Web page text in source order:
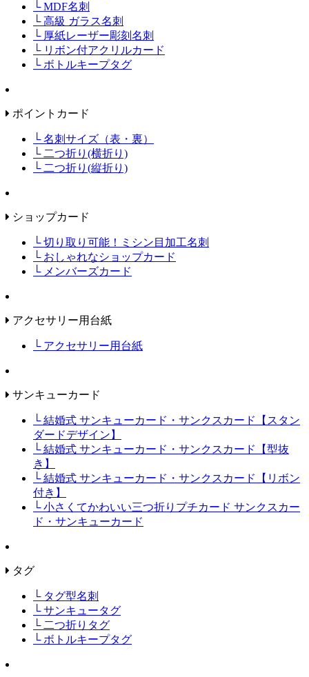
└ MDF名刺
└ 高級 ガラス名刺
└ 厚紙レーザー彫刻名刺
└ リボン付アクリルカード
└ ボトルキープタグ
ポイントカード
└ 名刺サイズ（表・裏）
└ 二つ折り(横折り)
└ 二つ折り(縦折り)
ショップカード
└ 切り取り可能！ミシン目加工名刺
└ おしゃれなショップカード
└ メンバーズカード
アクセサリー用台紙
└ アクセサリー用台紙
サンキューカード
└ 結婚式 サンキューカード・サンクスカード【スタン
ダードデザイン】
└ 結婚式 サンキューカード・サンクスカード【型抜
き】
└ 結婚式 サンキューカード・サンクスカード【リボン
付き】
└ 小さくてかわいい三つ折りプチカード サンクスカー
ド・サンキューカード
タグ
└ タグ型名刺
└ サンキュータグ
└ 二つ折りタグ
└ ボトルキープタグ